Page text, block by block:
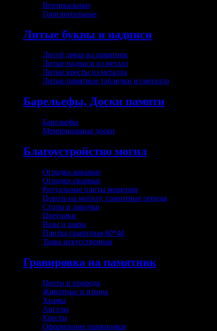
Вертикальные
Горизонтальные
Литые буквы и надписи
Литой декор на памятник
Литые надписи из металл
Литые кресты из металла
Литые памятные таблички из металла
Барельефы, Доски памяти
Барельефы
Мемориальные доски
Благоустройство могил
Оградки кованые
Оградки сварные
Ритуальные плиты мощения
Цоколь на могилу, гранитные ограды
Столы и лавочки
Цветники
Вазы и шары
Плитка гранитная 60*40
Трава искусственная
Гравировка на памятник
Цветы и природа
Животные и птицы
Храмы
Ангелы
Кресты
Оформление памятников